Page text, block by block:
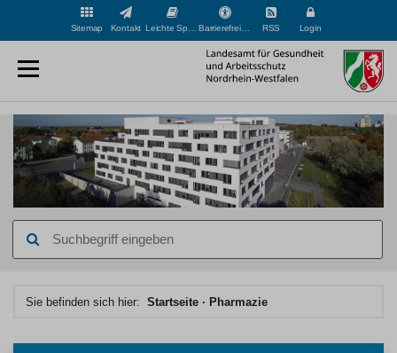
Sitemap Kontakt Barrierefreiheit RSS Login
eingeben
Sie befinden sich hier: Startseite Pharmazie